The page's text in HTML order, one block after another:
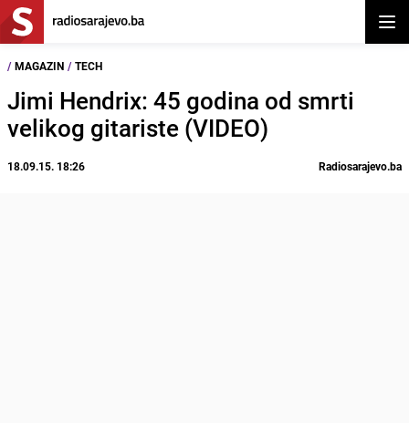
/ MAGAZIN / TECH
Jimi Hendrix: 45 godina od smrti
velikog gitariste (VIDEO)
18.09.15. 18:26 Radiosarajevo.ba